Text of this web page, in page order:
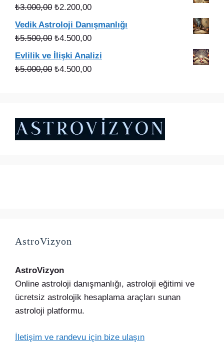
₺3.000,00 Orijinal
fiyat:
₺3.000,00.
₺2.200,00Şu
fiyat:
Vedik Astroloji Danışmanlığı
₺5.500,00 Orijinal
fiyat:
₺5.500,00.
₺4.500,00Şu
andaki
fiyat:
Evlilik ve İlişki Analizi
₺5.000,00 Orijinal
₺4.500,00Şu
AstroVizyon
AstroVizyon
Online astroloji danışmanlığı, astroloji eğitimi ve
ücretsiz astrolojik hesaplama araçları sunan
astroloji platformu.
İletişim ve randevu için bize ulaşın